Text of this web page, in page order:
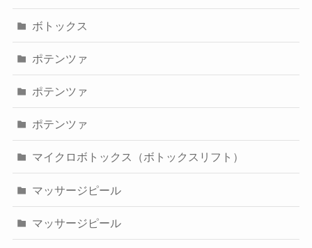
ボトックス
ポテンツァ
ポテンツァ
ポテンツァ
マイクロボトックス（ボトックスリフト）
マッサージピール
マッサージピール